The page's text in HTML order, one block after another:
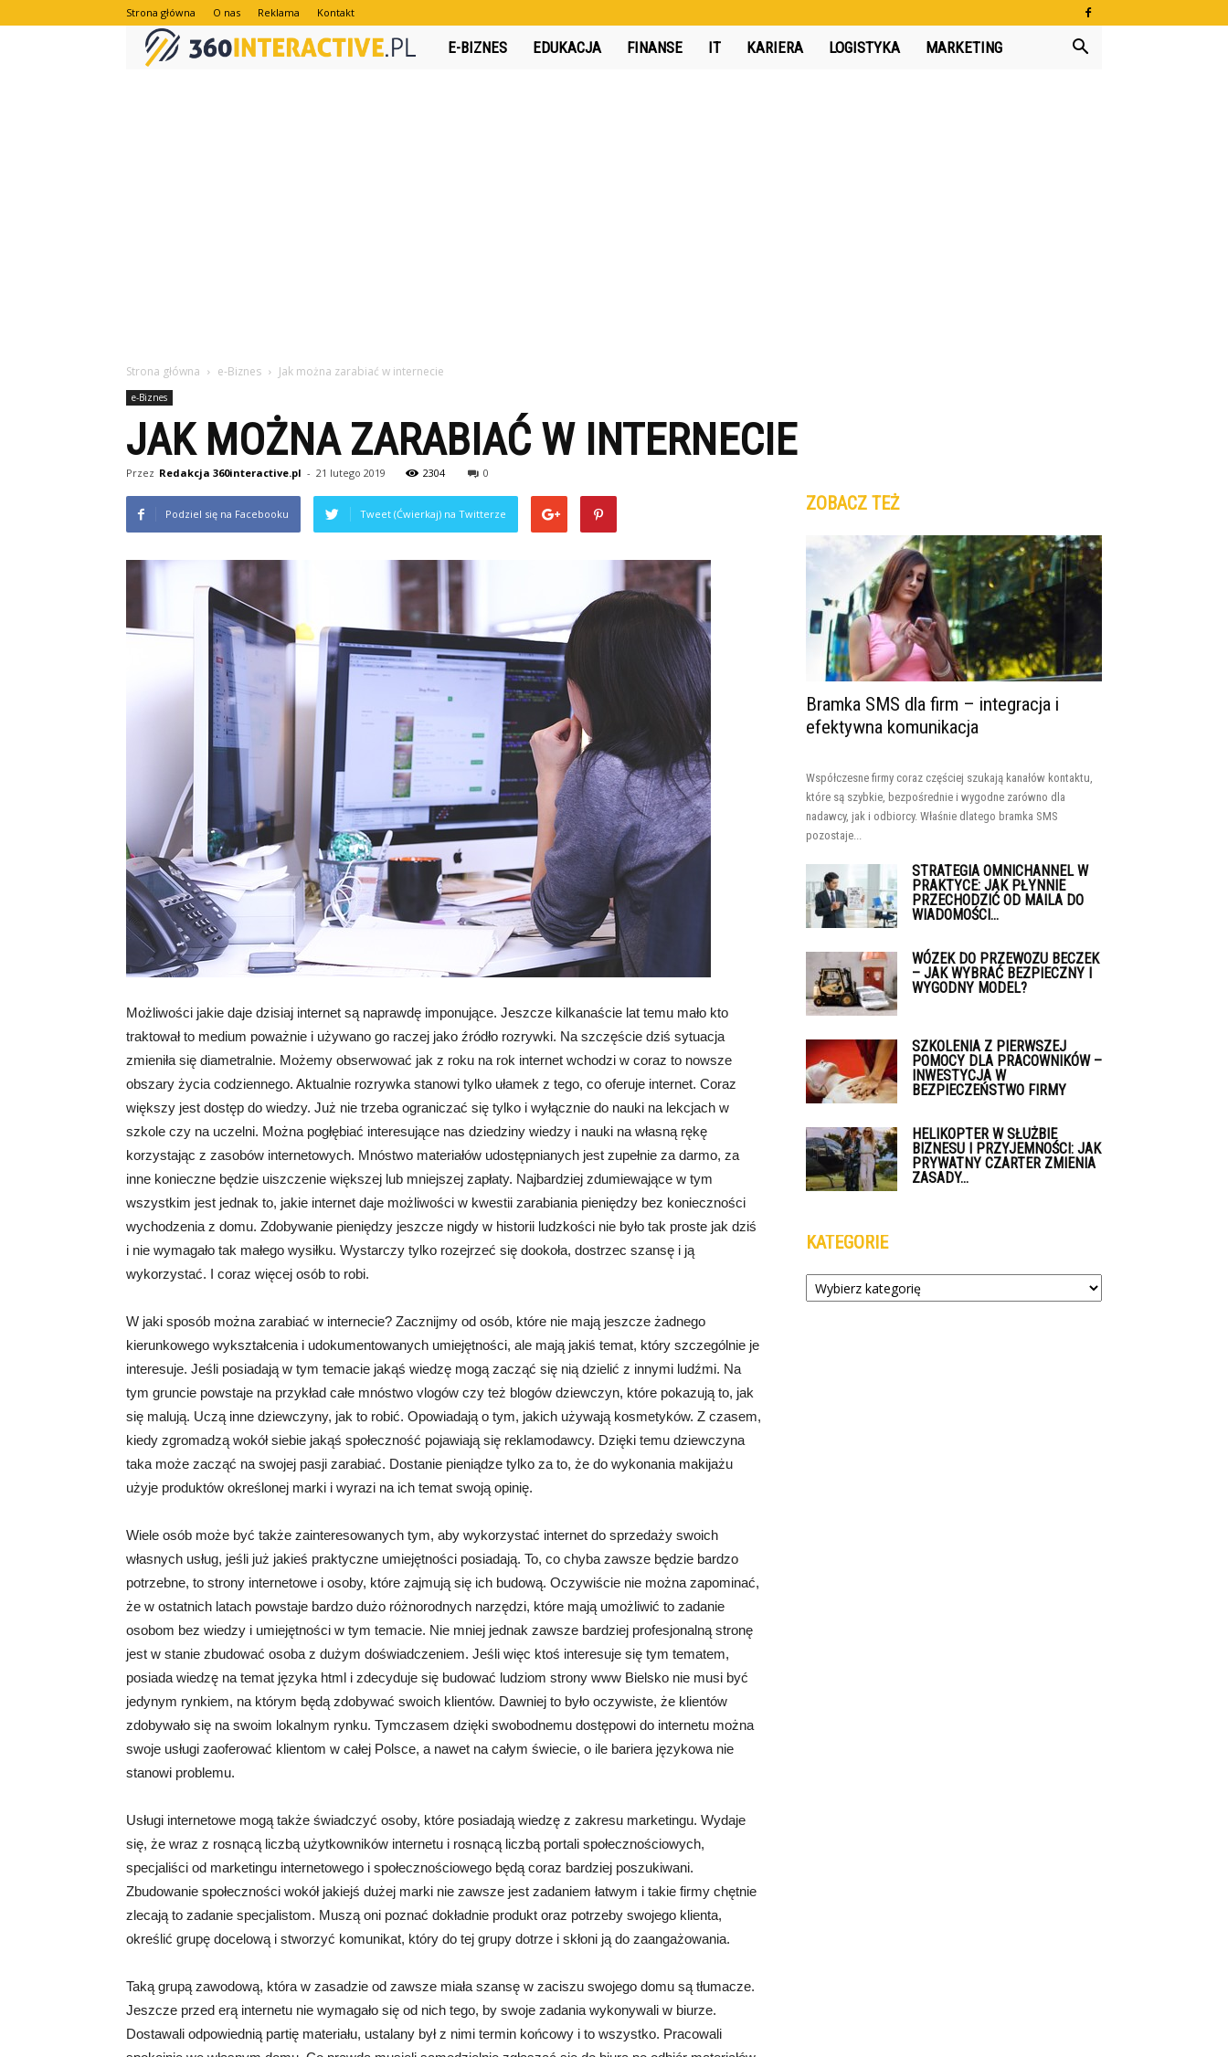
Strona główna O nas Reklama Kontakt
360interactive.pl
E-BIZNES EDUKACJA FINANSE IT KARIERA LOGISTYKA MARKETING
Strona główna e-Biznes Jak można zarabiać w internecie
e-Biznes
JAK MOŻNA ZARABIAĆ W INTERNECIE
Przez Redakcja 360interactive.pl - 21 lutego 2019 2304 0
Podziel się na Facebooku Tweet (Ćwierkaj) na Twitterze
Możliwości jakie daje dzisiaj internet są naprawdę imponujące. Jeszcze kilkanaście lat temu mało kto
traktował to medium poważnie i używano go raczej jako źródło rozrywki. Na szczęście dziś sytuacja
zmieniła się diametralnie. Możemy obserwować jak z roku na rok internet wchodzi w coraz to nowsze
obszary życia codziennego. Aktualnie rozrywka stanowi tylko ułamek z tego, co oferuje internet. Coraz
większy jest dostęp do wiedzy. Już nie trzeba ograniczać się tylko i wyłącznie do nauki na lekcjach w
szkole czy na uczelni. Można pogłębiać interesujące nas dziedziny wiedzy i nauki na własną rękę
korzystając z zasobów internetowych. Mnóstwo materiałów udostępnianych jest zupełnie za darmo, za
inne konieczne będzie uiszczenie większej lub mniejszej zapłaty. Najbardziej zdumiewające w tym
wszystkim jest jednak to, jakie internet daje możliwości w kwestii zarabiania pieniędzy bez konieczności
wychodzenia z domu. Zdobywanie pieniędzy jeszcze nigdy w historii ludzkości nie było tak proste jak dziś
i nie wymagało tak małego wysiłku. Wystarczy tylko rozejrzeć się dookoła, dostrzec szansę i ją
wykorzystać. I coraz więcej osób to robi.
W jaki sposób można zarabiać w internecie? Zacznijmy od osób, które nie mają jeszcze żadnego
kierunkowego wykształcenia i udokumentowanych umiejętności, ale mają jakiś temat, który szczególnie je
interesuje. Jeśli posiadają w tym temacie jakąś wiedzę mogą zacząć się nią dzielić z innymi ludźmi. Na
tym gruncie powstaje na przykład całe mnóstwo vlogów czy też blogów dziewczyn, które pokazują to, jak
się malują. Uczą inne dziewczyny, jak to robić. Opowiadają o tym, jakich używają kosmetyków. Z czasem,
kiedy zgromadzą wokół siebie jakąś społeczność pojawiają się reklamodawcy. Dzięki temu dziewczyna
taka może zacząć na swojej pasji zarabiać. Dostanie pieniądze tylko za to, że do wykonania makijażu
użyje produktów określonej marki i wyrazi na ich temat swoją opinię.
Wiele osób może być także zainteresowanych tym, aby wykorzystać internet do sprzedaży swoich
własnych usług, jeśli już jakieś praktyczne umiejętności posiadają. To, co chyba zawsze będzie bardzo
potrzebne, to strony internetowe i osoby, które zajmują się ich budową. Oczywiście nie można zapominać,
że w ostatnich latach powstaje bardzo dużo różnorodnych narzędzi, które mają umożliwić to zadanie
osobom bez wiedzy i umiejętności w tym temacie. Nie mniej jednak zawsze bardziej profesjonalną stronę
jest w stanie zbudować osoba z dużym doświadczeniem. Jeśli więc ktoś interesuje się tym tematem,
posiada wiedzę na temat języka html i zdecyduje się budować ludziom strony www Bielsko nie musi być
jedynym rynkiem, na którym będą zdobywać swoich klientów. Dawniej to było oczywiste, że klientów
zdobywało się na swoim lokalnym rynku. Tymczasem dzięki swobodnemu dostępowi do internetu można
swoje usługi zaoferować klientom w całej Polsce, a nawet na całym świecie, o ile bariera językowa nie
stanowi problemu.
Usługi internetowe mogą także świadczyć osoby, które posiadają wiedzę z zakresu marketingu. Wydaje
się, że wraz z rosnącą liczbą użytkowników internetu i rosnącą liczbą portali społecznościowych,
specjaliści od marketingu internetowego i społecznościowego będą coraz bardziej poszukiwani.
Zbudowanie społeczności wokół jakiejś dużej marki nie zawsze jest zadaniem łatwym i takie firmy chętnie
zlecają to zadanie specjalistom. Muszą oni poznać dokładnie produkt oraz potrzeby swojego klienta,
określić grupę docelową i stworzyć komunikat, który do tej grupy dotrze i skłoni ją do zaangażowania.
Taką grupą zawodową, która w zasadzie od zawsze miała szansę w zaciszu swojego domu są tłumacze.
Jeszcze przed erą internetu nie wymagało się od nich tego, by swoje zadania wykonywali w biurze.
Dostawali odpowiednią partię materiału, ustalany był z nimi termin końcowy i to wszystko. Pracowali
ZOBACZ TEŻ
Bramka SMS dla firm – integracja i
efektywna komunikacja
Współczesne firmy coraz częściej szukają kanałów kontaktu,
które są szybkie, bezpośrednie i wygodne zarówno dla
nadawcy, jak i odbiorcy. Właśnie dlatego bramka SMS
pozostaje...
STRATEGIA OMNICHANNEL W
PRAKTYCE: JAK PŁYNNIE
PRZECHODZIĆ OD MAILA DO
WIADOMOŚCI...
WÓZEK DO PRZEWOZU BECZEK
– JAK WYBRAĆ BEZPIECZNY I
WYGODNY MODEL?
SZKOLENIA Z PIERWSZEJ
POMOCY DLA PRACOWNIKÓW –
INWESTYCJA W
BEZPIECZEŃSTWO FIRMY
HELIKOPTER W SŁUŻBIE
BIZNESU I PRZYJEMNOŚCI: JAK
PRYWATNY CZARTER ZMIENIA
ZASADY...
KATEGORIE
Kategorie